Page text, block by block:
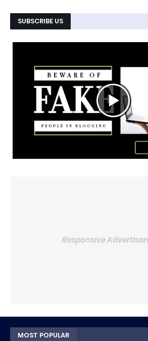
SUBSCRIBE US
Responsive
MOST POPULAR